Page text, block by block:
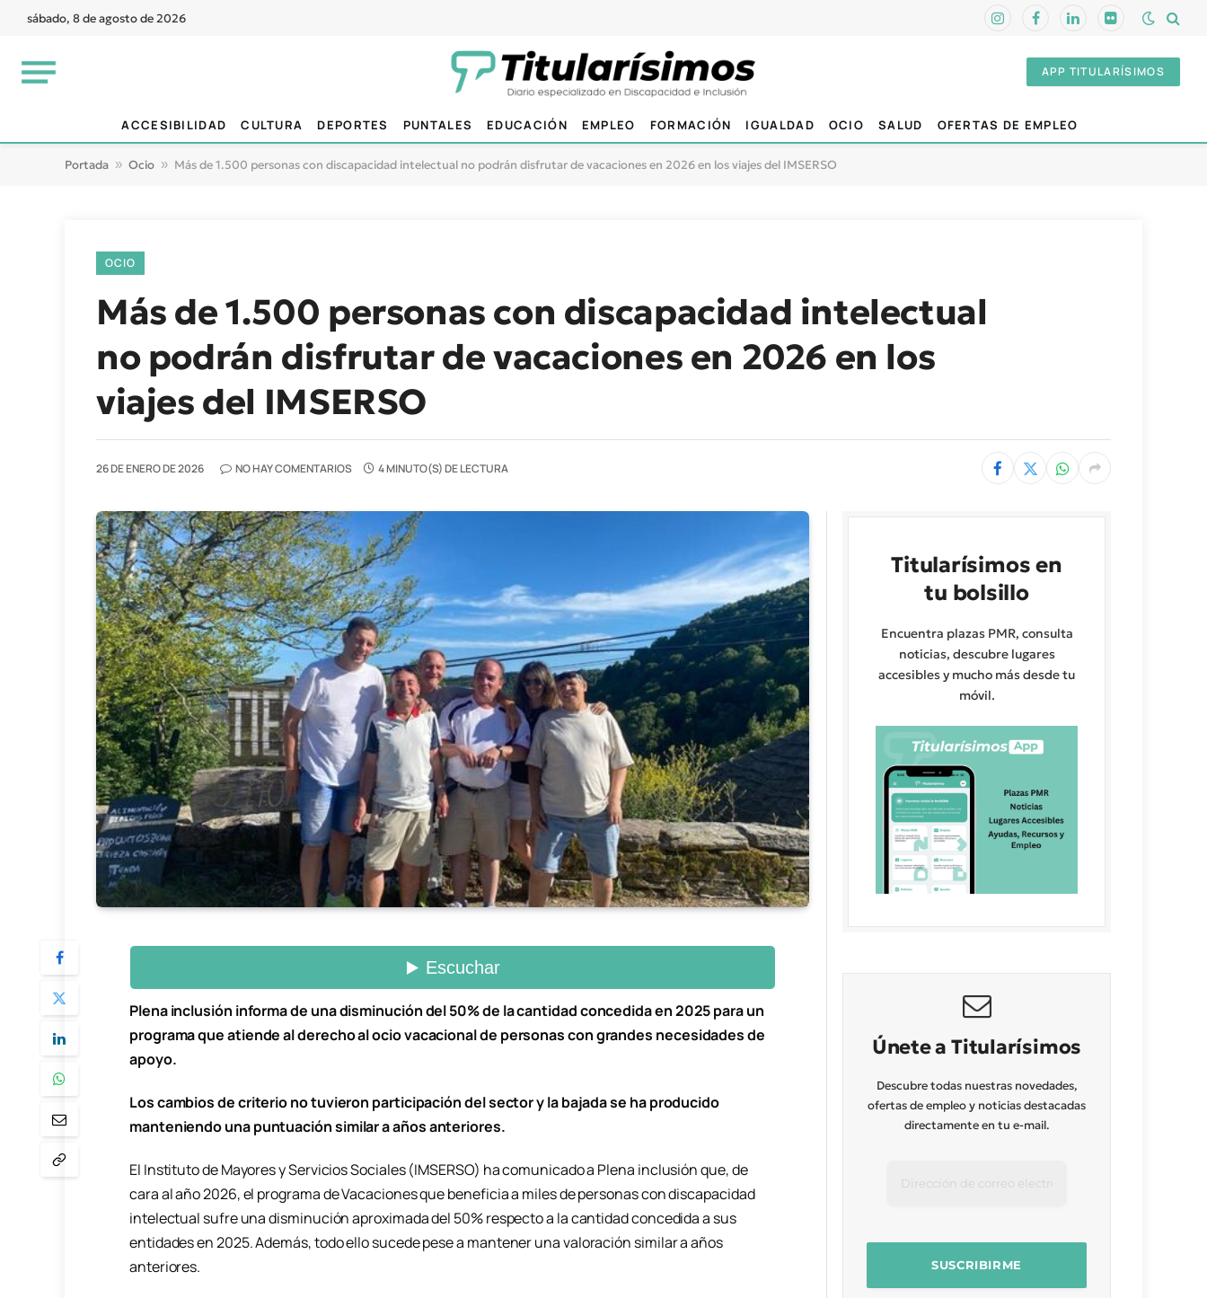
sábado, 8 de agosto de 2026 InstagramFacebookLinkedInFlickr
APP TITULARÍSIMOS
ACCESIBILIDAD CULTURA DEPORTES PUNTALES EDUCACIÓN EMPLEO FORMACIÓN IGUALDAD OCIO SALUD OFERTAS DE EMPLEO
Portada » Ocio » Más de 1.500 personas con discapacidad intelectual no podrán disfrutar de vacaciones en 2026 en los viajes del IMSERSO
OCIO
Más de 1.500 personas con discapacidad intelectual
no podrán disfrutar de vacaciones en 2026 en los
viajes del IMSERSO
26 DE ENERO DE 2026 NO HAY COMENTARIOS 4 MINUTO(S) DE LECTURA
Plena inclusión informa de una disminución del 50% de la cantidad concedida en 2025 para un
programa que atiende al derecho al ocio vacacional de personas con grandes necesidades de
apoyo.
Los cambios de criterio no tuvieron participación del sector y la bajada se ha producido
manteniendo una puntuación similar a años anteriores.
El Instituto de Mayores y Servicios Sociales (IMSERSO) ha comunicado a Plena inclusión que, de
cara al año 2026, el programa de Vacaciones que beneficia a miles de personas con discapacidad
intelectual sufre una disminución aproximada del 50% respecto a la cantidad concedida a sus
entidades en 2025. Además, todo ello sucede pese a mantener una valoración similar a años
anteriores.
Titularísimos en
tu bolsillo
Encuentra plazas PMR, consulta
noticias, descubre lugares
accesibles y mucho más desde tu
móvil.
Únete a Titularísimos
Descubre todas nuestras novedades,
ofertas de empleo y noticias destacadas
directamente en tu e-mail.